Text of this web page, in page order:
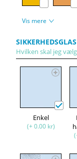
Vis mere
SIKKERHEDSGLAS
Hvilken skal jeg
Enkel
(+ 0.00 kr)